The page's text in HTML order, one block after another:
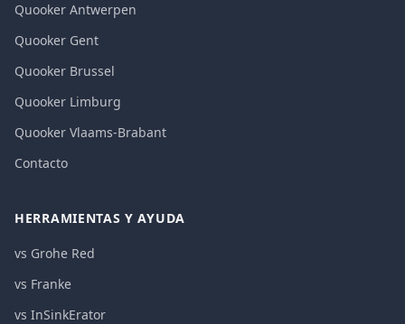
Quooker Antwerpen
Quooker Gent
Quooker Brussel
Quooker Limburg
Quooker Vlaams-Brabant
Contacto
HERRAMIENTAS Y AYUDA
vs Grohe Red
vs Franke
vs InSinkErator